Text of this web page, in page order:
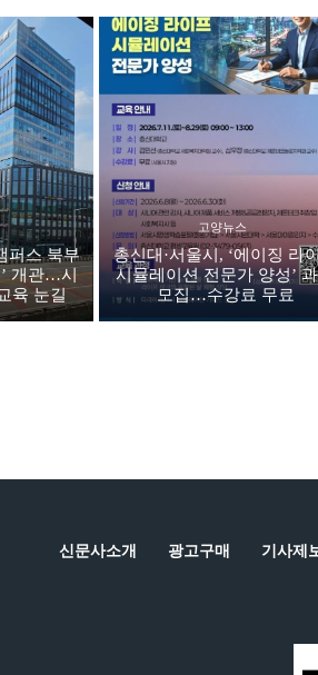
퍼스 북부
개관…시
육 눈길
고양뉴스
총신대·서울시, ‘에이징 라
시뮬레이션 전문가 양성’
모집…수강료 무료
신문사소개 광고구매 기사제